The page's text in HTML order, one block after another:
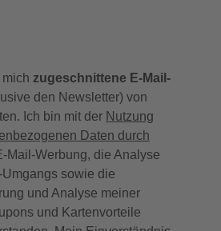
mich zugeschnittene E-Mail-
den Newsletter) von
Ich bin mit der Nutzung
Daten durch
Mail-Werbung, die Analyse
sowie die
und Analyse meiner
und Kartenvorteile